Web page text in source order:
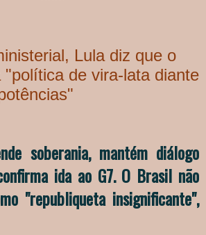
Lula diz que o
"política de vira-lata diante
soberania, mantém diálogo
ida ao G7. O Brasil não
"republiqueta insignificante",